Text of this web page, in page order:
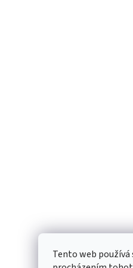
Tento web používá